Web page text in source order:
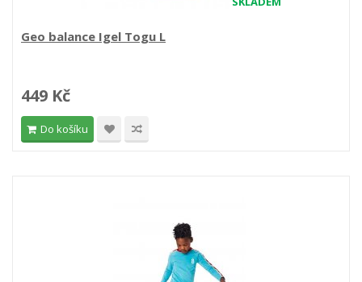
Geo balance Igel Togu L
449 Kč
Do košíku